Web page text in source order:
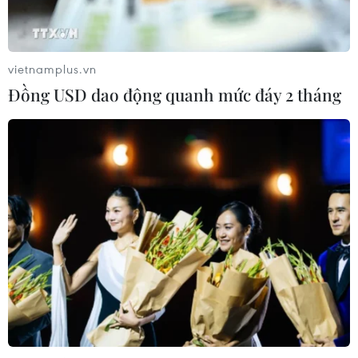
Trung Quốc tất bật bước vào
mùa thu hoạch nông sản
09/08/2026 23:00
Trung Quốc: Giá tiêu dùng và giá sản
xuất cùng giảm tốc trong tháng
Hàn Quốc và Đài Loan lần đầu tiên
vượt Nhật Bản về kim ngạch xuất
khẩu
09/08/2026 14:15
Bão Dolphin đổ bộ Trung Quốc,
vietnamplus.vn
Đồng USD dao động quanh mức đáy 2 tháng